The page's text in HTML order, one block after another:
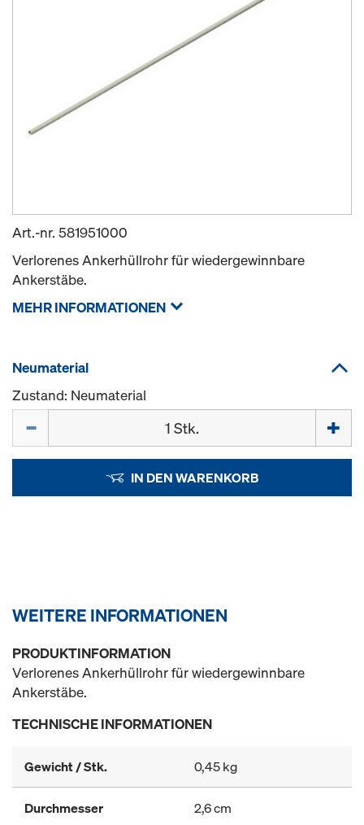
Art.-nr. 581951000
Verlorenes Ankerhüllrohr für wiedergewinnbare
Ankerstäbe.
MEHR INFORMATIONEN
Neumaterial
Zustand: Neumaterial
IN DEN WARENKORB
WEITERE INFORMATIONEN
PRODUKTINFORMATION
Verlorenes Ankerhüllrohr für wiedergewinnbare
Ankerstäbe.
TECHNISCHE INFORMATIONEN
Gewicht / Stk. 0,45 kg
Durchmesser 2,6 cm